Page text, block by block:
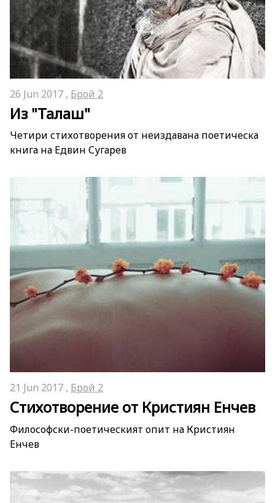
26 Jun 2017 , Брой 2
Из "Талаш"
Четири стихотворения от неиздавана поетическа
книга на Едвин Сугарев
21 Jun 2017 , Брой 2
Стихотворение от Кристиян Енчев
Философски-поетическият опит на Кристиян
Енчев